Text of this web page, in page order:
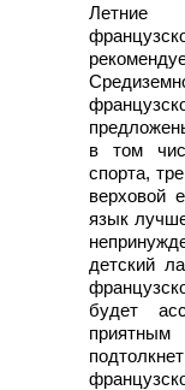
Летние
в том
спорта,
верховой
язык
детский
будет